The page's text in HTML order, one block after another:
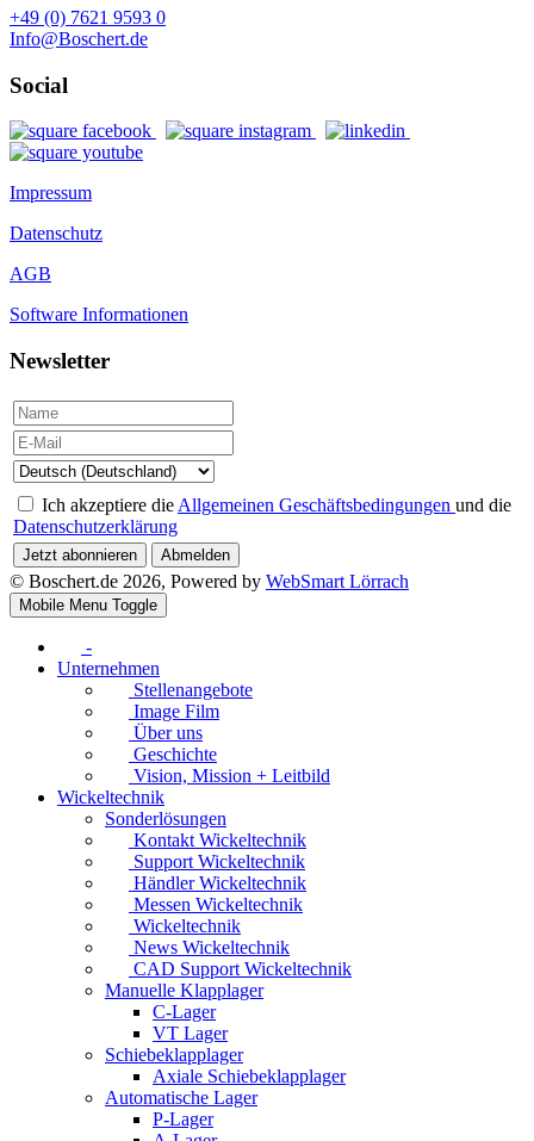
+49 (0) 7621 9593 0
Info@Boschert.de
Social
Impressum
Datenschutz
AGB
Software Informationen
Newsletter
Ich akzeptiere die Allgemeinen Geschäftsbedingungen und die
Datenschutzerklärung
Jetzt abonnieren Abmelden
© Boschert.de 2026, Powered by WebSmart Lörrach
Mobile Menu Toggle
-
Unternehmen
Stellenangebote
Image Film
Über uns
Geschichte
Vision, Mission + Leitbild
Wickeltechnik
Sonderlösungen
Kontakt Wickeltechnik
Support Wickeltechnik
Händler Wickeltechnik
Messen Wickeltechnik
Wickeltechnik
News Wickeltechnik
CAD Support Wickeltechnik
Manuelle Klapplager
C-Lager
VT Lager
Schiebeklapplager
Axiale Schiebeklapplager
Automatische Lager
P-Lager